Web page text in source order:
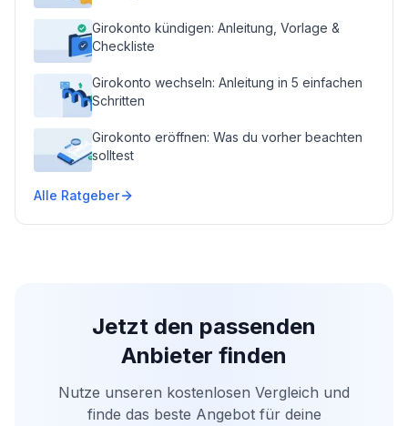
Girokonto kündigen: Anleitung, Vorlage &
Checkliste
Girokonto wechseln: Anleitung in 5 einfachen
Schritten
Girokonto eröffnen: Was du vorher beachten
solltest
Alle Ratgeber
Jetzt den passenden
Anbieter finden
Nutze unseren kostenlosen Vergleich und
finde das beste Angebot für deine